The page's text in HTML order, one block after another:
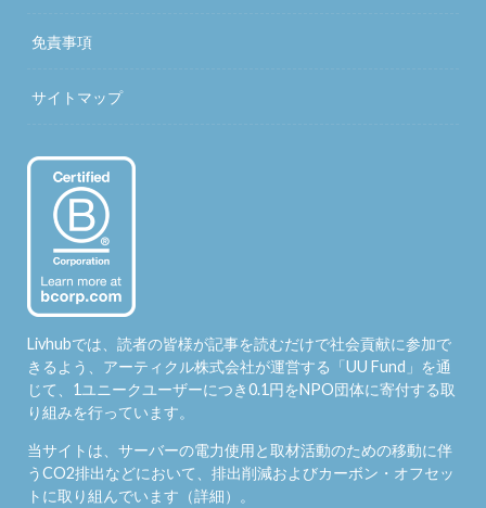
免責事項
サイトマップ
Livhubでは、読者の皆様が記事を読むだけで社会貢献に参加で
きるよう、アーティクル株式会社が運営する「UU Fund 」を通
じて、1ユニークユーザーにつき0.1円をNPO団体に寄付する取
り組みを行っています。
当サイトは、サーバーの電力使用と取材活動のための移動に伴
うCO2排出などにおいて、排出削減およびカーボン・オフセッ
トに取り組んでいます（詳細）。